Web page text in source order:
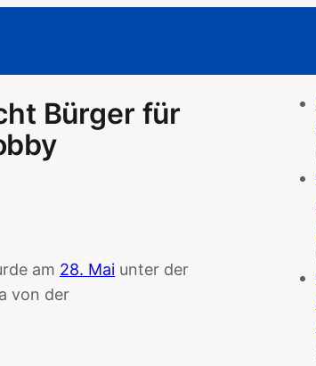
Bürger für
am 28. Mai unter der
von der